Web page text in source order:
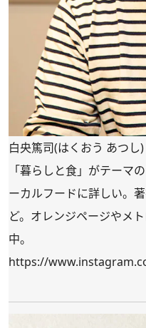
白央篤司(はくおう あつし)
「暮らしと食」がテーマ
ーカルフードに詳しい。
ど。オレンジページやメ
中。
https://